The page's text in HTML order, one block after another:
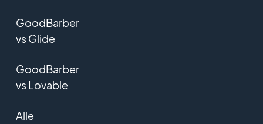
GoodBarber
vs Glide
GoodBarber
vs Lovable
Alle